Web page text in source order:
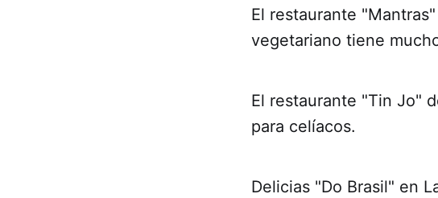
El restaurante
vegetariano tiene
El restaurante "Tin Jo"
para celíacos.
Delicias "Do Brasil" en